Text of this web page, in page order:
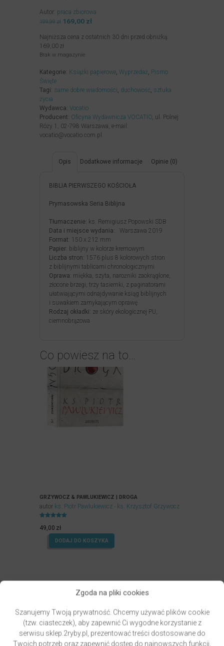
Zgoda na pliki cookies
Szanujemy Twoją prywatność. Chcemy używać plików cookie
(tzw. ciasteczek), aby zapewnić Ci wygodne korzystanie z
serwisu sklep.2ryby.pl, prezentować treści dostosowane do
Twoich potrzeb oraz zapewnić dostęp do najnowszych funkcji,
Autor: praca zbiorowa
199,99zł Pierwotna
wynosiła:
199,99zł.
169,00 złAktualna
wynosi:
Najniższa cena z ostatnich 30 dni przed obniżką:
169,00 zł
Brak w magazynie
Kategorie: Książki papierowe, Wyprzedaż, Pismo
Święte
Tagi: same dobre wiadomości, duchowość, sztuka
życia
Wydawca: Vocatio
Producent: Oficyna Wydawnicza VOCATIO, ul. Polnej
Róży 1, 02-798 Warszawa, e-mail:
vocatio@vocatio.com.pl
Opis Dodatkowe informacje Opinie (0)
BIBLIA PIERWSZEGO KOŚCIOŁA
Prymasowska Seria Biblijna
Tłumaczenie: ks. Remigiusz Popowski SDB
Data i miejsce wydania: Warszawa 2019
Format : 150 x 212 mm
Papier : biblijny w kolorze kremowym
Liczba stron: 1576 plus 8 kolorowych stron
z biblijnymi tablicami chronologicznymi
Oprawa : miękka, szyta, narożniki zaokrąglone,
złocone brzegi, trzy tasiemki, z paginatorami
ułatwiającymi odnajdywanie ksiąg biblijnych
i suwakiem zamykającym oprawę
Rodzaj okładki: ze skóry ekologicznej PU,
ciemnobrązowa
Co powiesz na to…
GRZYWOCZ & PAWLUKIEWICZ | DROGA
autor ks. Piotr Pawlukiewicz ks. Krzysztof Grzywocz
5.00
na 5.
49,00 zł
DODAJ DO KOSZYKA